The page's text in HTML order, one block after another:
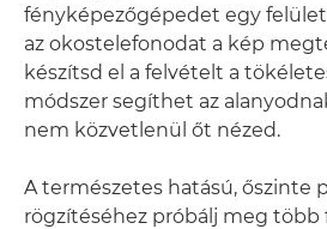
fényképezőgépedet egy
az okostelefonodat a kép
készítsd el a felvételt a
módszer segíthet az
nem közvetlenül őt nézed.
A természetes hatású, őszinte
rögzítéséhez próbálj meg